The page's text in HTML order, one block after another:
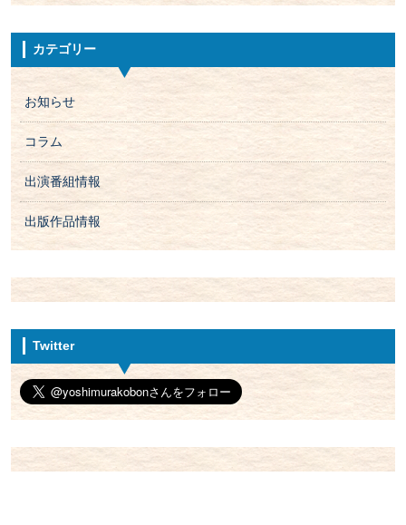
カテゴリー
お知らせ
コラム
出演番組情報
出版作品情報
Twitter